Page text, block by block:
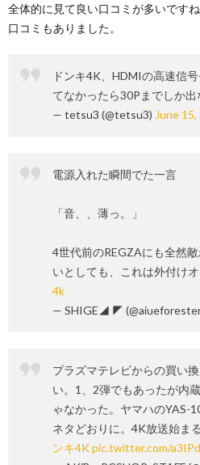
全体的に見て良い口コミが多いです
口コミもありました。
ドンキ4K、HDMIの高速信
てなかったら30Pまでしか出
— tetsu3 (@tetsu3) June
電源入れた瞬間でた一言
「音、、薄っ。」
4世代前のREGZAにも全然
いとしても、これは外付けオ
4k
— SHIGE◢ ◤
プラズマテレビからの買い
い。1、2弾でもあったが内
ゃなかった。ヤマハのYAS-
ネタどおりに。4K放送始ま
ンキ4Kpic.twitter.com/